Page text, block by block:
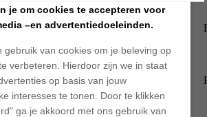
Beschermt de
website tegen
forgery aanvallen.
2 uur
Slaat de
cookievoorkeuren
van de bezoeker
op.
je om cookies te accepteren voor
–en advertentiedoeleinden.
gebruik van cookies om je beleving op
verbeteren. Hierdoor zijn we in staat
op basis van jouw
interesses te tonen. Door te klikken
ga je akkoord met ons gebruik van